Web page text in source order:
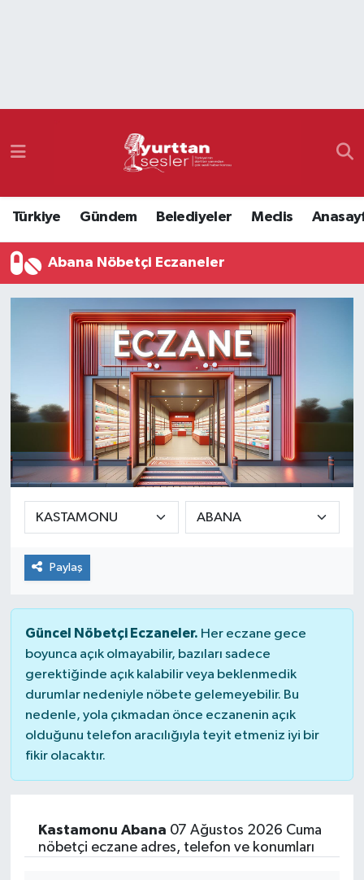
Türkiye Gündem Belediyeler Meclis
Abana Nöbetçi Eczaneler
Paylaş
Güncel Nöbetçi Eczaneler. Her eczane gece
boyunca açık olmayabilir, bazıları sadece
gerektiğinde açık kalabilir veya beklenmedik
durumlar nedeniyle nöbete gelemeyebilir. Bu
nedenle, yola çıkmadan önce eczanenin açık
olduğunu telefon aracılığıyla teyit etmeniz iyi bir
fikir olacaktır.
Kastamonu Abana 07 Ağustos 2026 Cuma
nöbetçi eczane adres, telefon ve konumları
Namaz Vakitleri
Süper Lig Puan Durumu ve Fikstür
Tüm Manşetler
Son Dakika Haberleri
Haber Arşivi